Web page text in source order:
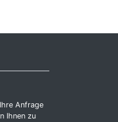
Anfrage
Ihnen zu